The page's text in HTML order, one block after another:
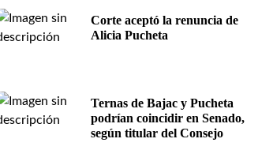
Corte aceptó la renuncia de
Alicia Pucheta
Ternas de Bajac y Pucheta
podrían coincidir en Senado,
según titular del Consejo